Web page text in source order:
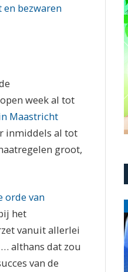
en bezwaren
week al tot
Maastricht
inmiddels al tot
groot,
orde van
het
vanuit allerlei
althans dat zou
van de